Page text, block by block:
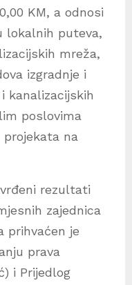
KM, a odnosi
lokalnih puteva,
mreža,
izgradnje i
kanalizacijskih
poslovima
na
rezultati
zajednica
prihvaćen je
prava
i Prijedlog